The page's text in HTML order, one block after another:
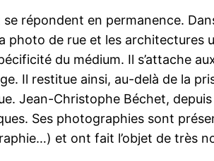
répondent en permanence.
de rue et les architectures
du médium. Il s’attache
Il restitue ainsi, au-delà de la
Jean-Christophe Béchet,
Ses photographies sont
et ont fait l’objet de très